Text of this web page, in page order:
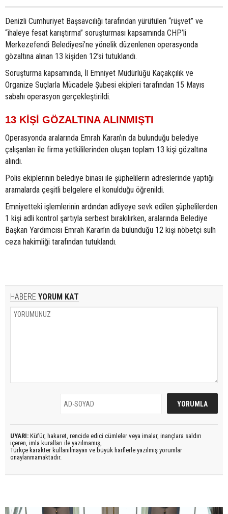
Denizli Cumhuriyet Başsavcılığı tarafından yürütülen “rüşvet” ve
“ihaleye fesat karıştırma” soruşturması kapsamında CHP’li
Merkezefendi Belediyesi’ne yönelik düzenlenen operasyonda
gözaltına alınan 13 kişiden 12’si tutuklandı.
Soruşturma kapsamında, İl Emniyet Müdürlüğü Kaçakçılık ve
Organize Suçlarla Mücadele Şubesi ekipleri tarafından 15 Mayıs
sabahı operasyon gerçekleştirildi.
13 KİŞİ GÖZALTINA ALINMIŞTI
Operasyonda aralarında Emrah Karan’ın da bulunduğu belediye
çalışanları ile firma yetkililerinden oluşan toplam 13 kişi gözaltına
alındı.
Polis ekiplerinin belediye binası ile şüphelilerin adreslerinde yaptığı
aramalarda çeşitli belgelere el konulduğu öğrenildi.
Emniyetteki işlemlerinin ardından adliyeye sevk edilen şüphelilerden
1 kişi adli kontrol şartıyla serbest bırakılırken, aralarında Belediye
Başkan Yardımcısı Emrah Karan’ın da bulunduğu 12 kişi nöbetçi sulh
ceza hakimliği tarafından tutuklandı.
HABERE YORUM KAT
UYARI: Küfür, hakaret, rencide edici cümleler veya imalar, inançlara saldırı
içeren, imla kuralları ile yazılmamış,
Türkçe karakter kullanılmayan ve büyük harflerle yazılmış yorumlar
onaylanmamaktadır.